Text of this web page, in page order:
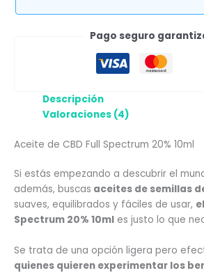
Pago seguro
Descripción
Valoraciones (4)
Aceite de CBD Full Spectrum 20% 10ml
Si estás empezando a descubrir el
además, buscas aceites de semillas
suaves, equilibrados y fáciles de usar,
Spectrum 20% 10ml es justo lo que
Se trata de una opción ligera pero
quienes quieren experimentar los